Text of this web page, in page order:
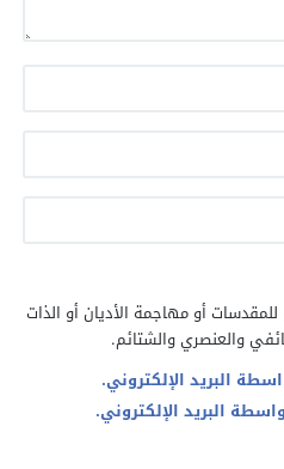
أو مهاجمة الأديان أو الذات
والعنصري والشتائم.
البريد الإلكتروني.
البريد الإلكتروني.